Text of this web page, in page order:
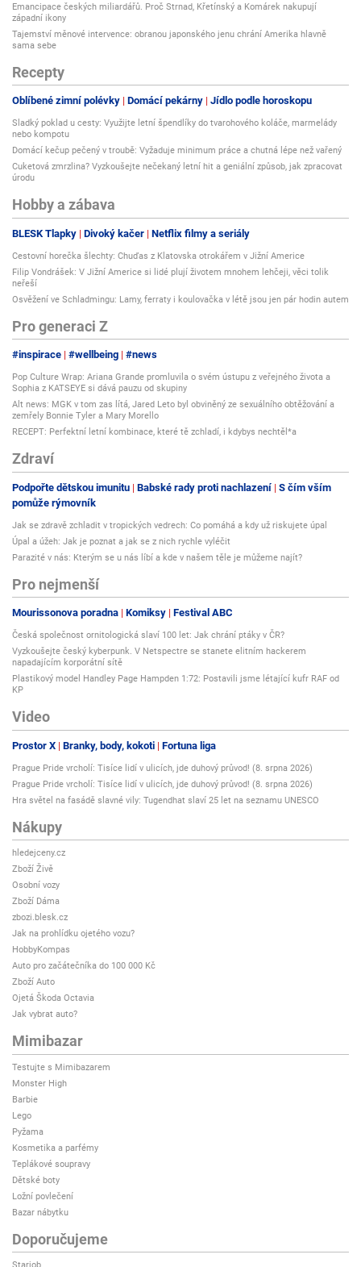
Emancipace českých miliardářů. Proč Strnad, Křetínský a Komárek nakupují
západní ikony
Tajemství měnové intervence: obranou japonského jenu chrání Amerika hlavně
sama sebe
Recepty
Oblíbené zimní polévky Domácí pekárny Jídlo podle horoskopu
Sladký poklad u cesty: Využijte letní špendlíky do tvarohového koláče, marmelády
nebo kompotu
Domácí kečup pečený v troubě: Vyžaduje minimum práce a chutná lépe než vařený
Cuketová zmrzlina? Vyzkoušejte nečekaný letní hit a geniální způsob, jak zpracovat
úrodu
Hobby a zábava
BLESK Tlapky Divoký kačer Netflix filmy a seriály
Cestovní horečka šlechty: Chuďas z Klatovska otrokářem v Jižní Americe
Filip Vondrášek: V Jižní Americe si lidé plují životem mnohem lehčeji, věci tolik
neřeší
Osvěžení ve Schladmingu: Lamy, ferraty i koulovačka v létě jsou jen pár hodin autem
Pro generaci Z
#inspirace #wellbeing #news
Pop Culture Wrap: Ariana Grande promluvila o svém ústupu z veřejného života a
Sophia z KATSEYE si dává pauzu od skupiny
Alt news: MGK v tom zas lítá, Jared Leto byl obviněný ze sexuálního obtěžování a
zemřely Bonnie Tyler a Mary Morello
RECEPT: Perfektní letní kombinace, které tě zchladí, i kdybys nechtěl*a
Zdraví
Podpořte dětskou imunitu Babské rady proti nachlazení S čím vším
pomůže rýmovník
Jak se zdravě zchladit v tropických vedrech: Co pomáhá a kdy už riskujete úpal
Úpal a úžeh: Jak je poznat a jak se z nich rychle vyléčit
Parazité v nás: Kterým se u nás líbí a kde v našem těle je můžeme najít?
Pro nejmenší
Mourissonova poradna Komiksy Festival ABC
Česká společnost ornitologická slaví 100 let: Jak chrání ptáky v ČR?
Vyzkoušejte český kyberpunk. V Netspectre se stanete elitním hackerem
napadajícím korporátní sítě
Plastikový model Handley Page Hampden 1:72: Postavili jsme létající kufr RAF od
KP
Video
Prostor X Branky, body, kokoti Fortuna liga
Prague Pride vrcholí: Tisíce lidí v ulicích, jde duhový průvod! (8. srpna 2026)
Prague Pride vrcholí: Tisíce lidí v ulicích, jde duhový průvod! (8. srpna 2026)
Hra světel na fasádě slavné vily: Tugendhat slaví 25 let na seznamu UNESCO
Nákupy
hledejceny.cz
Zboží Živě
Osobní vozy
Zboží Dáma
zbozi.blesk.cz
Jak na prohlídku ojetého vozu?
HobbyKompas
Auto pro začátečníka do 100 000 Kč
Zboží Auto
Ojetá Škoda Octavia
Jak vybrat auto?
Mimibazar
Testujte s Mimibazarem
Monster High
Barbie
Lego
Pyžama
Kosmetika a parfémy
Teplákové soupravy
Dětské boty
Ložní povlečení
Bazar nábytku
Doporučujeme